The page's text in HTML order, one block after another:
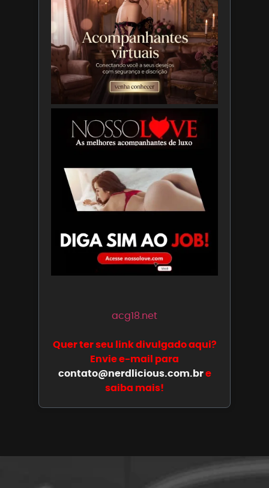
acg18.net
Quer ter seu link divulgado aqui?
Envie e-mail para
contato@nerdlicious.com.bre
saiba mais!